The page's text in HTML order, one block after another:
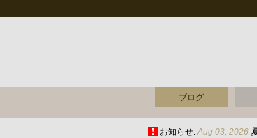
ブログ
お知らせ: Aug 03, 2026